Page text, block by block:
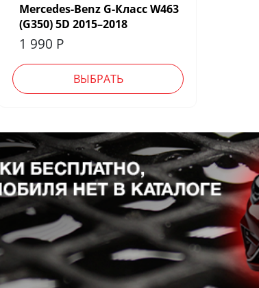
Mercedes-Benz G-Класс W463
(G350) 5D 2015–2018
1 990 Р
ВЫБРАТЬ